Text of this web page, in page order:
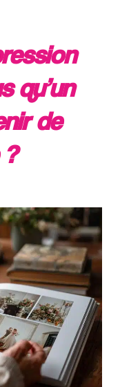
qu’un
de